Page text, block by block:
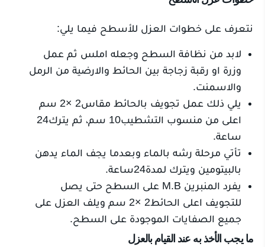
نتعرف على خطوات العزل للأسطح فيما يلي:
لابد من نظافة السطح وجعله املس ثم عمل
وزرة او رقبة زجاجة بين الحائط والارضية من الرمل
والاسمنت.
يلي ذلك عمل تجويف بالحائط مقاس2 ×2 سم
اعلى من منسوب التشطيب10 سم، ثم يترك24
ساعة.
تأتي مرحلة رشه بالماء وبعدما يجف الماء يدهن
بالبيتومين ويترك لمدة24ساعة.
يفرد المنبرين M.B على السطح حتى يصل
للتجويف اعلى الحائط2 ×2 سم ويلف العزل على
جميع الصفايات الموجودة على السطح.
ما يجب الأخذ به عند القيام بالعزل